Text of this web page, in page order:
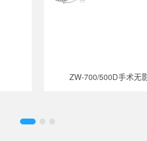
ZW-700/500D手术无